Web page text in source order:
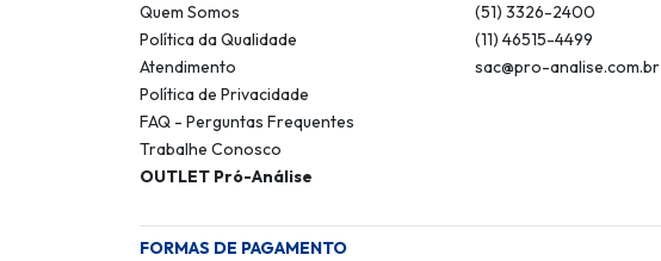
Quem Somos
Política da Qualidade
Atendimento
Política de Privacidade
FAQ - Perguntas Frequentes
Trabalhe Conosco
OUTLET Pró-Análise
(51) 3326-2400
(11) 46515-4499
sac@pro-analise.com.br
FORMAS DE PAGAMENTO